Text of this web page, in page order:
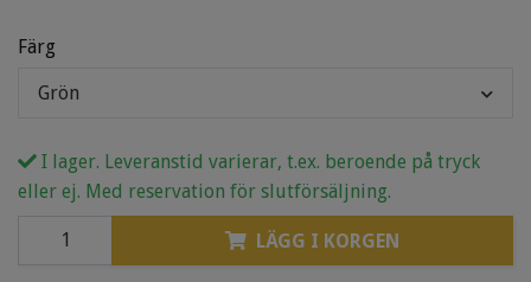
Färg
Grön
I lager. Leveranstid varierar, t.ex. beroende på tryck
eller ej. Med reservation för slutförsäljning.
LÄGG I KORGEN